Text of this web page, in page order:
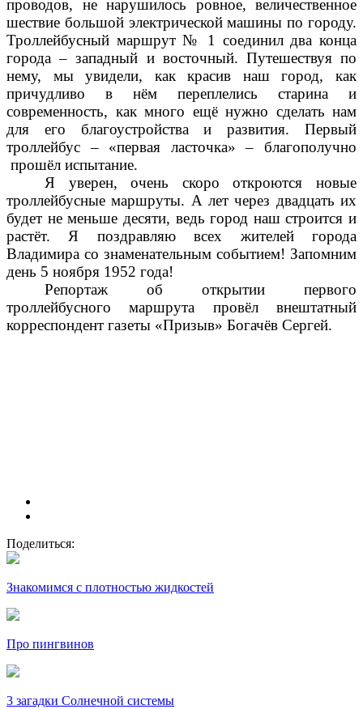
проводов, не нарушилось ровное, величественное
шествие большой электрической машины по городу.
Троллейбусный маршрут № 1 соединил два конца
города – западный и восточный. Путешествуя по
нему, мы увидели, как красив наш город, как
причудливо в нём переплелись старина и
современность, как много ещё нужно сделать нам
для его благоустройства и развития. Первый
троллейбус – «первая ласточка» – благополучно
прошёл испытание.
Я уверен, очень скоро откроются новые
троллейбусные маршруты. А лет через двадцать их
будет не меньше десяти, ведь город наш строится и
растёт. Я поздравляю всех жителей города
Владимира со знаменательным событием! Запомним
день 5 ноября 1952 года!
Репортаж об открытии первого
троллейбусного маршрута провёл внештатный
корреспондент газеты «Призыв» Богачёв Сергей.
Поделиться:
Знакомимся с плотностью жидкостей
Про пингвинов
3 загадки Солнечной системы